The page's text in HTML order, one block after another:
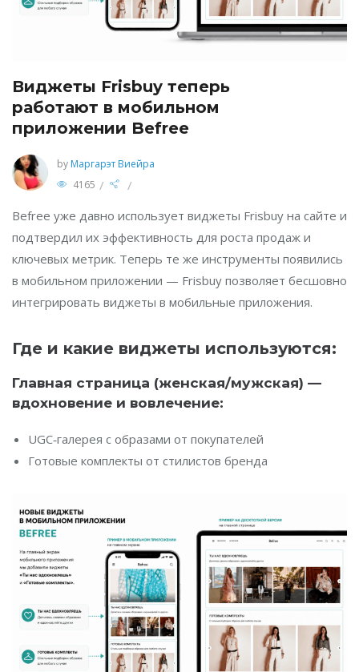
Виджеты Frisbuy теперь
работают в мобильном
приложении Befree
by Маргарэт Виейра
4165 /
/
Befree уже давно использует виджеты Frisbuy на сайте и
подтвердил их эффективность для роста продаж и
ключевых метрик. Теперь те же инструменты появились
в мобильном приложении — Frisbuy позволяет бесшовно
интегрировать виджеты в мобильные приложения.
Где и какие виджеты используются:
Главная страница (женская/мужская) —
вдохновение и вовлечение:
UGC‑галерея с образами от покупателей
Готовые комплекты от стилистов бренда